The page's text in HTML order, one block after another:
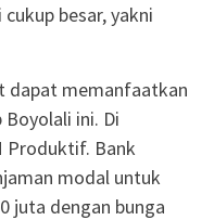
besar, yakni
dapat memanfaatkan
ini. Di
Produktif. Bank
modal untuk
juta dengan bunga